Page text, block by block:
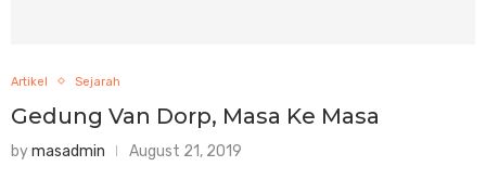
Artikel Sejarah
Gedung Van Dorp, Masa Ke Masa
bymasadmin August 21, 2019